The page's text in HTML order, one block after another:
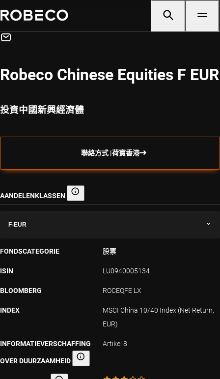
Robeco Chinese Equities F EUR
投資中國新興經濟體
聯絡方式 |荷寶香港
AANDELENKLASSEN Aandelenklassen
F-EUR
FONDSCATEGORIE 股票
ISIN LU0940005134
BLOOMBERG ROCEQFE LX
INDEX
MSCI China 10/40 Index (Net Return,
EUR)
INFORMATIEVERSCHAFFING
OVER DUURZAAMHEID Informatieverschaffing over duurzaamheid
Artikel 8